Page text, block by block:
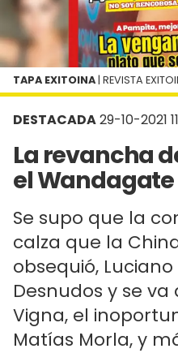
DESTACADA29-10-2021
La revancha
el Wandagate
Se supo que la
calza que la
obsequió,
Desnudos y se va
Vigna, el
Matías Morla, y
TAPA EXITOINA | REVISTA